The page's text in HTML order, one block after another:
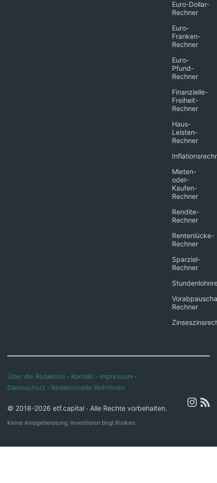
Euro-Dollar-
Rechner
Euro-
Franken-
Rechner
Euro-
Pfund-
Rechner
Finanzielle-
Freiheit-
Rechner
Haus-
Leisten-
Rechner
Mieten-
oder-
Kaufen-
Rechner
Rendite-
Rechner
Rentenlücke-
Rechner
Sparziel-
Rechner
Rechner
Über die Redaktion · Kontakt · Impressum ·
Datenschutz · Redaktionelle Richtlinien
© 2018-2026 etf.capital · Alle Rechte vorbehalten.
Keine Anlageberatung. Investieren birgt Risiken.